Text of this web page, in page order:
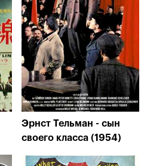
Эрнст Тельман - сын
своего класса (1954)